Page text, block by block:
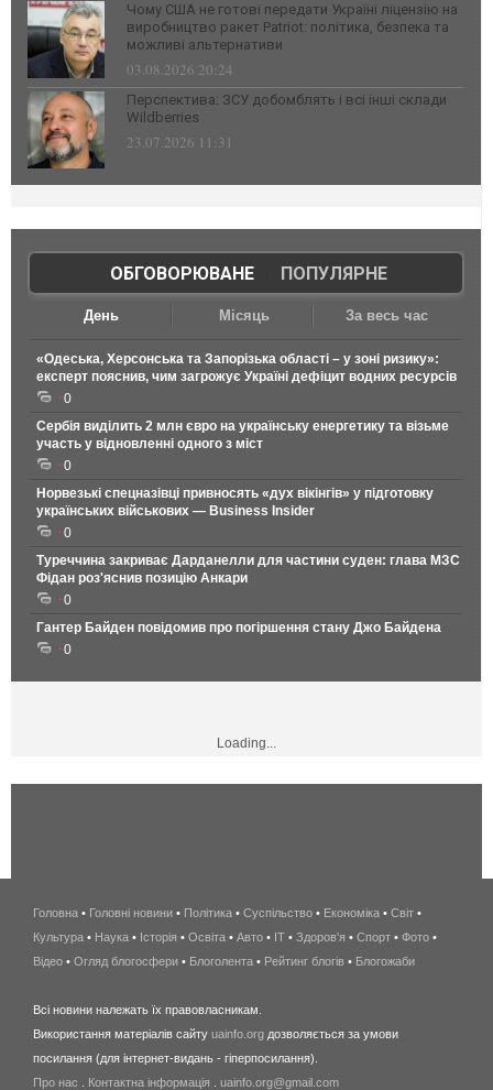
Чому США не готові передати Україні ліцензію на
виробництво ракет Patriot: політика, безпека та
можливі альтернативи
03.08.2026 20:24
Перспектива: ЗСУ добомблять і всі інші склади
Wildberries
23.07.2026 11:31
ОБГОВОРЮВАНЕ| ПОПУЛЯРНЕ
День Місяць За весь час
«Одеська, Херсонська та Запорізька області – у зоні ризику»:
експерт пояснив, чим загрожує Україні дефіцит водних ресурсів
0
Сербія виділить 2 млн євро на українську енергетику та візьме
участь у відновленні одного з міст
0
Норвезькі спецназівці привносять «дух вікінгів» у підготовку
українських військових — Business Insider
0
Туреччина закриває Дарданелли для частини суден: глава МЗС
Фідан роз'яснив позицію Анкари
0
Гантер Байден повідомив про погіршення стану Джо Байдена
0
Loading...
беспроводной
интернет
киев
wimax
в
Головна • Головні новини • Політика • Суспільство • Економіка • Світ •
Культура • Наука • Історія • Освіта • Авто • IT • Здоров'я • Спорт • Фото •
Відео • Огляд блогосфери • Блоголента • Рейтинг блогів • Блогожаби
Всі новини належать їх правовласникам.
Використання матеріалів сайту uainfo.org дозволяється за умови
посилання (для інтернет-видань - гіперпосилання).
Про нас
Контактна інформація uainfo.org@gmail.com